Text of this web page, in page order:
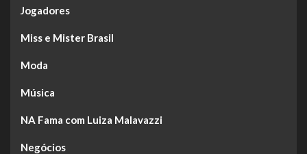
Jogadores
Miss e Mister Brasil
Moda
Música
NA Fama com Luiza Malavazzi
Negócios